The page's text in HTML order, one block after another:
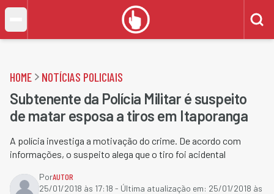
HOME NOTÍCIAS POLICIAIS
Subtenente da Polícia Militar é suspeito
de matar esposa a tiros em Itaporanga
A polícia investiga a motivação do crime. De acordo com
informações, o suspeito alega que o tiro foi acidental
PorAUTOR
25/01/2018 às 17:18 - Última atualização em: 25/01/2018 às